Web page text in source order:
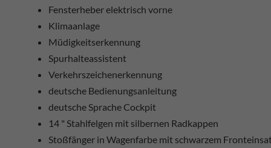
Fensterheber elektrisch vorne
Klimaanlage
Müdigkeitserkennung
Spurhalteassistent
Verkehrszeichenerkennung
deutsche Bedienungsanleitung
deutsche Sprache Cockpit
14 " Stahlfelgen mit silbernen Radkappen
Stoßfänger in Wagenfarbe mit schwarzem